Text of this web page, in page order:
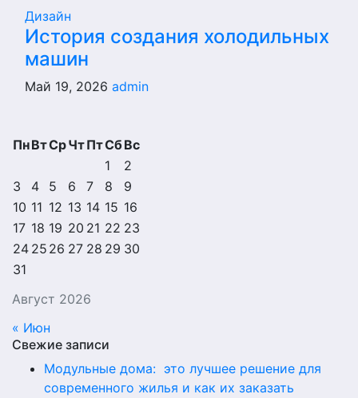
Дизайн
История создания холодильных
машин
Май 19, 2026 admin
Август 2026
ПнВтСрЧтПтСбВс
1
2
3
4 5 6 7 8
9
10 11 12 13 14 15 16
17 18 19 20 21 22 23
24 25 26 27 28 29 30
31
« Июн
Свежие записи
Модульные дома: это лучшее решение для
современного жилья и как их заказать